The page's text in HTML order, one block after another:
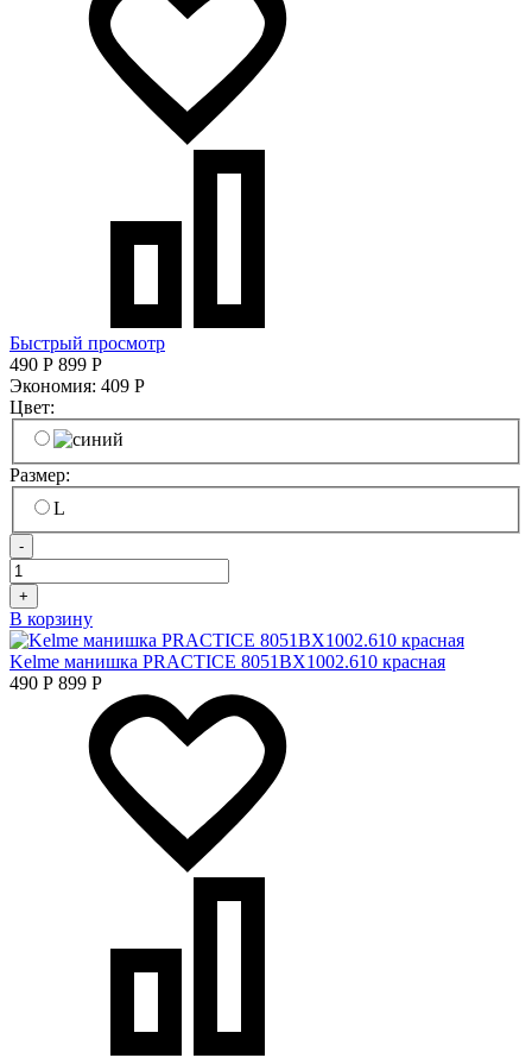
Быстрый просмотр
490 Р 899 Р
Экономия: 409 Р
Цвет:
Размер:
L
-
+
В корзину
Kelme манишка PRACTICE 8051BX1002.610 красная
490 Р 899 Р